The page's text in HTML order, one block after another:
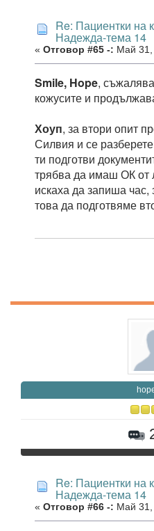
Re: Пациентки на
Надежда-тема 14
« Отговор #65 -: Май 31,
Smile, Hope,
кожусите и
Хоуп, за втори опит
Силвия и се
ти подготви
трябва да имаш ОК от
искаха да запиша час,
това да подготвяме
Re: Пациентки на
Надежда-тема 14
« Отговор #66 -: Май 31,